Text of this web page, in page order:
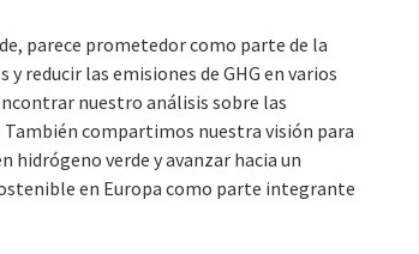
parece prometedor como parte de la
reducir las emisiones de GHG en varios
nuestro análisis sobre las
compartimos nuestra visión para
hidrógeno verde y avanzar hacia un
en Europa como parte integrante